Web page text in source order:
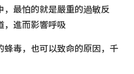
最怕的就是嚴重的過敏反
，進而影響呼吸
蜂毒，也可以致命的原因，千